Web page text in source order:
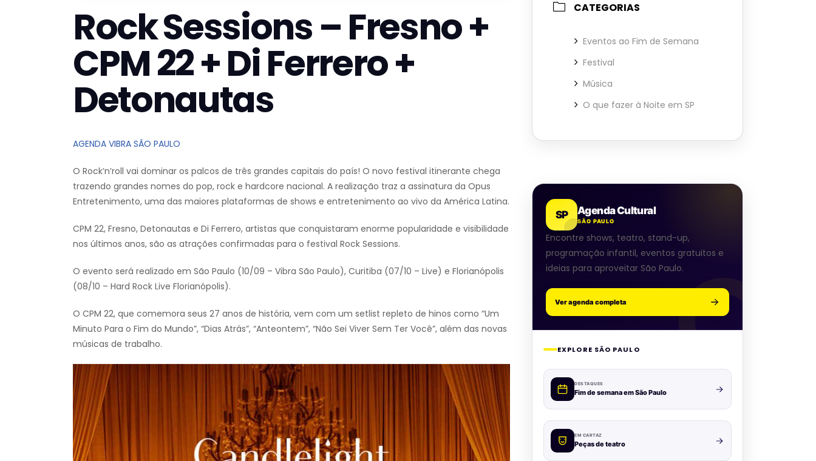
Rock Sessions – Fresno +
CPM 22 + Di Ferrero +
Detonautas
AGENDA VIBRA SÃO PAULO
O Rock’n’roll vai dominar os palcos de três grandes capitais do país! O novo festival itinerante chega
trazendo grandes nomes do pop, rock e hardcore nacional. A realização traz a assinatura da Opus
Entretenimento, uma das maiores plataformas de shows e entretenimento ao vivo da América Latina.
CPM 22, Fresno, Detonautas e Di Ferrero, artistas que conquistaram enorme popularidade e visibilidade
nos últimos anos, são as atrações confirmadas para o festival Rock Sessions.
O evento será realizado em São Paulo (10/09 – Vibra São Paulo), Curitiba (07/10 – Live) e Florianópolis
(08/10 – Hard Rock Live Florianópolis).
O CPM 22, que comemora seus 27 anos de história, vem com um setlist repleto de hinos como “Um
Minuto Para o Fim do Mundo”, “Dias Atrás”, “Anteontem”, “Não Sei Viver Sem Ter Você”, além das novas
músicas de trabalho.
CATEGORIAS
Eventos ao Fim de Semana
Festival
Música
O que fazer à Noite em SP
SP Agenda Cultural
SÃO PAULO
Encontre shows, teatro, stand-up,
programação infantil, eventos gratuitos e
ideias para aproveitar São Paulo.
Ver agenda completa
EXPLORE SÃO PAULO
DESTAQUES
Fim de semana em São Paulo
EM CARTAZ
Peças de teatro